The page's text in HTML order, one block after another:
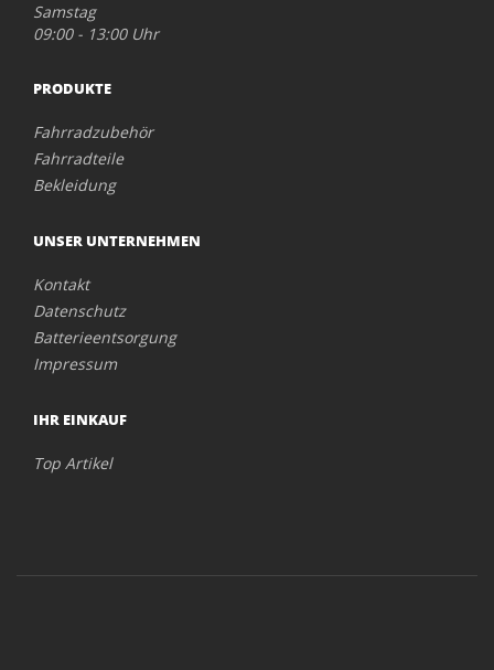
Samstag
09:00 - 13:00 Uhr
PRODUKTE
Fahrradzubehör
Fahrradteile
Bekleidung
UNSER UNTERNEHMEN
Kontakt
Datenschutz
Batterieentsorgung
Impressum
IHR EINKAUF
Top Artikel